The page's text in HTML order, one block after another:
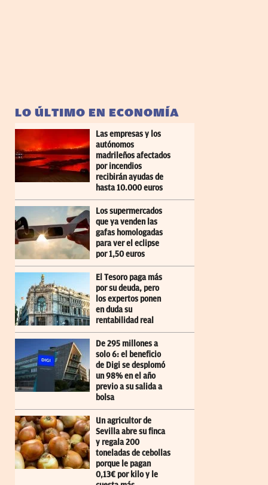
LO ÚLTIMO EN ECONOMÍA
Las empresas y los
autónomos
madrileños afectados
por incendios
recibirán ayudas de
hasta 10.000 euros
Los supermercados
que ya venden las
gafas homologadas
para ver el eclipse
por 1,50 euros
El Tesoro paga más
por su deuda, pero
los expertos ponen
en duda su
rentabilidad real
De 295 millones a
solo 6: el beneficio
de Digi se desplomó
un 98% en el año
previo a su salida a
bolsa
Un agricultor de
Sevilla abre su finca
y regala 200
toneladas de cebollas
porque le pagan
0,13€ por kilo y le